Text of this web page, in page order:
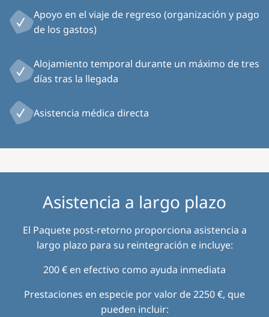
Apoyo en el viaje de regreso (organización y pago
de los gastos)
Alojamiento temporal durante un máximo de tres
días tras la llegada
Asistencia médica directa
Asistencia a largo plazo
El Paquete post-retorno proporciona asistencia a
largo plazo para su reintegración e incluye:
200 € en efectivo como ayuda inmediata
Prestaciones en especie por valor de 2250 €, que
pueden incluir: